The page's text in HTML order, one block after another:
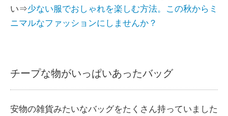
い⇒少ない服でおしゃれを楽しむ方法。この秋からミ
ニマルなファッションにしませんか？
チープな物がいっぱいあったバッグ
安物の雑貨みたいなバッグをたくさん持っていました